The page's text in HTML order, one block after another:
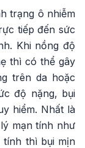
trạng ô nhiễm
tiếp đến sức
Khi nồng độ
thì có thể gây
trên da hoặc
độ nặng, bụi
hiểm. Nhất là
mạn tính như
tính thì bụi mịn